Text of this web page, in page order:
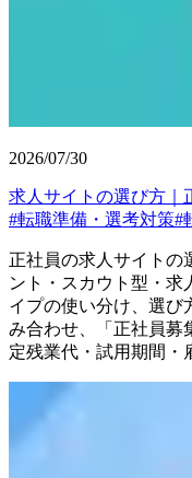
2026/07/30
求人サイトの選び方｜
#転職準備・選考対策#
正社員の求人サイトの
ント・スカウト型・求
イプの使い分け、選び
み合わせ、「正社員募
定残業代・試用期間・